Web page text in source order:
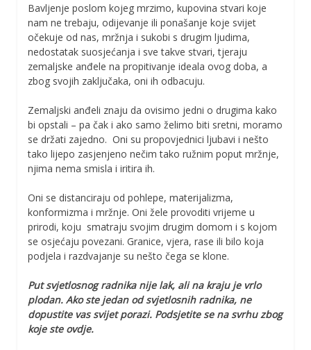
Bavljenje poslom kojeg mrzimo, kupovina stvari koje
nam ne trebaju, odijevanje ili ponašanje koje svijet
očekuje od nas, mržnja i sukobi s drugim ljudima,
nedostatak suosjećanja i sve takve stvari, tjeraju
zemaljske anđele na propitivanje ideala ovog doba, a
zbog svojih zaključaka, oni ih odbacuju.
Zemaljski anđeli znaju da ovisimo jedni o drugima kako
bi opstali – pa čak i ako samo želimo biti sretni, moramo
se držati zajedno. Oni su propovjednici ljubavi i nešto
tako lijepo zasjenjeno nečim tako ružnim poput mržnje,
njima nema smisla i iritira ih.
Oni se distanciraju od pohlepe, materijalizma,
konformizma i mržnje. Oni žele provoditi vrijeme u
prirodi, koju smatraju svojim drugim domom i s kojom
se osjećaju povezani. Granice, vjera, rase ili bilo koja
podjela i razdvajanje su nešto čega se klone.
Put svjetlosnog radnika nije lak, ali na kraju je vrlo
plodan. Ako ste jedan od svjetlosnih radnika, ne
dopustite vas svijet porazi. Podsjetite se na svrhu zbog
koje ste ovdje.